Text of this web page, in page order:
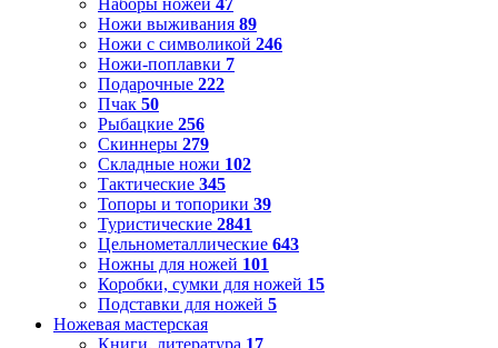
Наборы ножей 47
Ножи выживания 89
Ножи с символикой 246
Ножи-поплавки 7
Подарочные 222
Пчак 50
Рыбацкие 256
Скиннеры 279
Складные ножи 102
Тактические 345
Топоры и топорики 39
Туристические 2841
Цельнометаллические 643
Ножны для ножей 101
Коробки, сумки для ножей 15
Подставки для ножей 5
Ножевая мастерская
Книги, литература 17